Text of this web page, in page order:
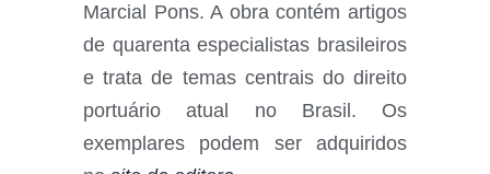
Marcial Pons. A obra contém artigos
de quarenta especialistas brasileiros
e trata de temas centrais do direito
portuário atual no Brasil. Os
exemplares podem ser adquiridos